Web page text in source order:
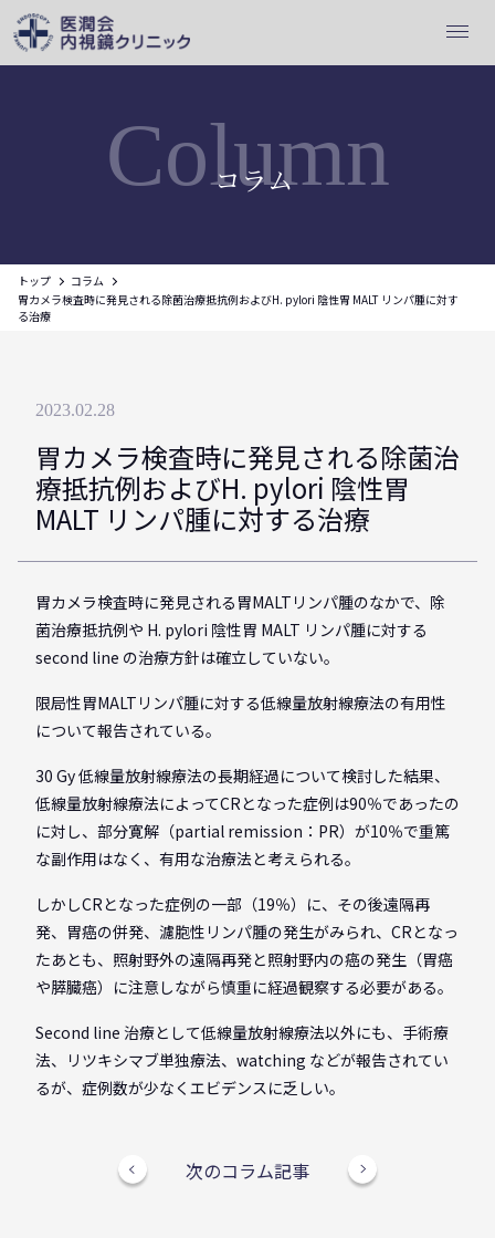
Column
コラム
トップ
コラム
胃カメラ検査時に発見される除菌治療抵抗例およびH. pylori 陰性胃 MALT リンパ腫に対す
る治療
2023.02.28
胃カメラ検査時に発見される除菌治
療抵抗例およびH. pylori 陰性胃
MALT リンパ腫に対する治療
胃カメラ検査時に発見される胃MALTリンパ腫のなかで、除
菌治療抵抗例や H. pylori 陰性胃 MALT リンパ腫に対する
second line の治療方針は確立していない。
限局性胃MALTリンパ腫に対する低線量放射線療法の有用性
について報告されている。
30 Gy 低線量放射線療法の長期経過について検討した結果、
低線量放射線療法によってCRとなった症例は90％であったの
に対し、部分寛解（partial remission：PR）が10％で重篤
な副作用はなく、有用な治療法と考えられる。
しかしCRとなった症例の一部（19％）に、その後遠隔再
発、胃癌の併発、濾胞性リンパ腫の発生がみられ、CRとなっ
たあとも、照射野外の遠隔再発と照射野内の癌の発生（胃癌
や膵臓癌）に注意しながら慎重に経過観察する必要がある。
Second line 治療として低線量放射線療法以外にも、手術療
法、リツキシマブ単独療法、watching などが報告されてい
るが、症例数が少なくエビデンスに乏しい。
次のコラム記事